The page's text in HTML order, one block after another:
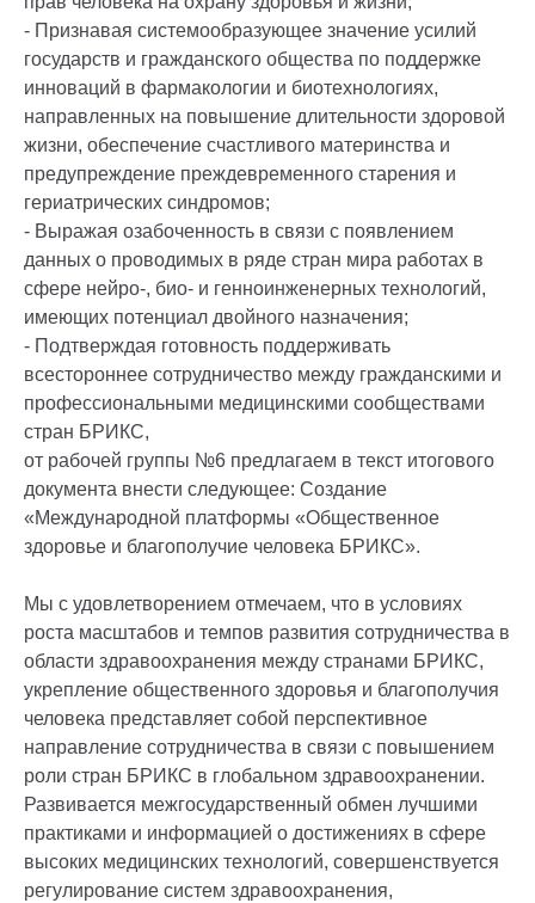
- Признавая системообразующее значение усилий
государств и гражданского общества по поддержке
инноваций в фармакологии и биотехнологиях,
направленных на повышение длительности здоровой
жизни, обеспечение счастливого материнства и
предупреждение преждевременного старения и
гериатрических синдромов;
- Выражая озабоченность в связи с появлением
данных о проводимых в ряде стран мира работах в
сфере нейро-, био- и генноинженерных технологий,
имеющих потенциал двойного назначения;
- Подтверждая готовность поддерживать
всестороннее сотрудничество между гражданскими и
профессиональными медицинскими сообществами
стран БРИКС,
от рабочей группы №6 предлагаем в текст итогового
документа внести следующее: Создание
«Международной платформы «Общественное
здоровье и благополучие человека БРИКС».
Мы с удовлетворением отмечаем, что в условиях
роста масштабов и темпов развития сотрудничества в
области здравоохранения между странами БРИКС,
укрепление общественного здоровья и благополучия
человека представляет собой перспективное
направление сотрудничества в связи с повышением
роли стран БРИКС в глобальном здравоохранении.
Развивается межгосударственный обмен лучшими
практиками и информацией о достижениях в сфере
высоких медицинских технологий, совершенствуется
регулирование систем здравоохранения,